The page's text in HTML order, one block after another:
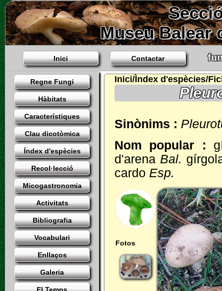
Museu Balear
Inici Contactar
Regne Fungi
Hàbitats
Característiques
Clau dicotòmica
Índex d'espècies
Recol·lecció
Micogastronomia
Activitats
Bibliografia
Vocabulari
Enllaços
Galeria
Inici/Ìndex d'espècies/
Sinònims :
Nom popular :
d'arena Bal.
cardo Esp.
Fotos